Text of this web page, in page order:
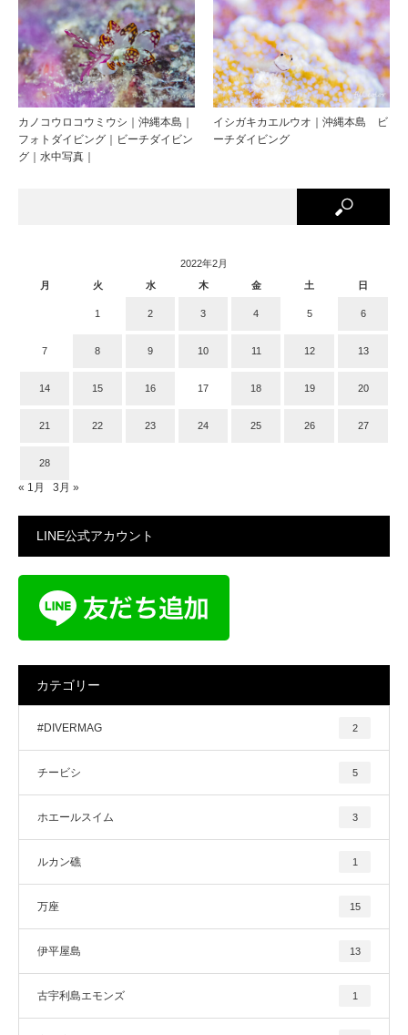
カノコウロコウミウシ｜沖縄本島｜
フォトダイビング｜ビーチダイビン
グ｜水中写真｜
イシガキカエルウオ｜沖縄本島 ビ
ーチダイビング
2022年2月
月
火 水 木 金 土 日
1 2 3 4 5 6
7 8 9 10 11 12 13
14 15 16 17 18 19 20
21 22 23 24 25 26 27
28
« 1月 3月 »
LINE公式アカウント
カテゴリー
#DIVERMAG 2
チービシ 5
ホエールスイム 3
ルカン礁 1
万座 15
伊平屋島 13
古宇利島エモンズ 1